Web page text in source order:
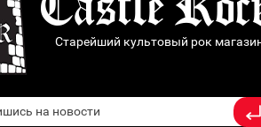
Старейший культовый рок